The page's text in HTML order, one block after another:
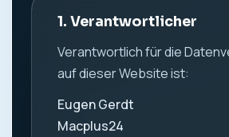
1. Verantwortlicher
Verantwortlich für die
auf dieser Website ist:
Eugen Gerdt
Macplus24